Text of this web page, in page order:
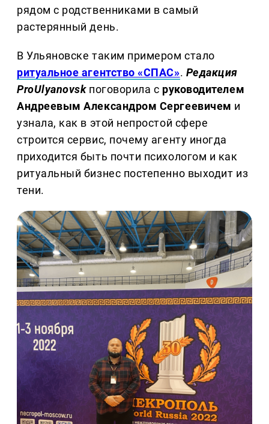
рядом с родственниками в самый
растерянный день.
В Ульяновске таким примером стало
ритуальное агентство «СПАС». Редакция
ProUlyanovskпоговорила с руководителем
Андреевым Александром Сергеевичем и
узнала, как в этой непростой сфере
строится сервис, почему агенту иногда
приходится быть почти психологом и как
ритуальный бизнес постепенно выходит из
тени.